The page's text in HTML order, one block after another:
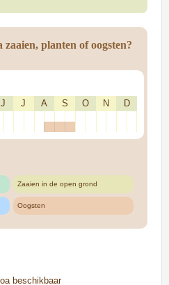
planten of oogsten?
J J A S O N D
Zaaien in de open grond
Oogsten
beschikbaar